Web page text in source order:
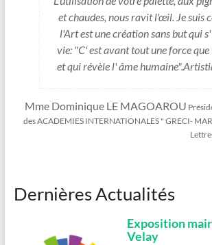
et chaudes, nous ravit l'œil. Je suis
l'Art est une création sans but qui
vie: "C' est avant tout une force
et qui révèle l' âme
Mme Dominique LE MAGOAROU
des ACADEMIES INTERNATIONALES " GRECI-
Dernières Actualités
Exposition
Velay